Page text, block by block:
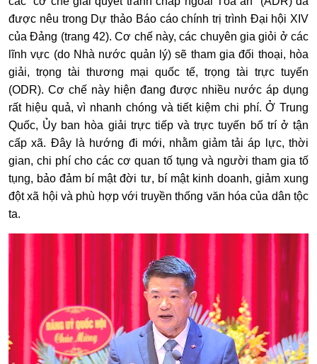
được nêu trong Dự thảo Báo cáo chính trị trình Đại hội XIV
của Đảng (trang 42). Cơ chế này, các chuyên gia giỏi ở các
lĩnh vực (do Nhà nước quản lý) sẽ tham gia đối thoại, hòa
giải, trọng tài thương mại quốc tế, trọng tài trực tuyến
(ODR). Cơ chế này hiện đang được nhiều nước áp dụng
rất hiệu quả, vì nhanh chóng và tiết kiệm chi phí. Ở Trung
Quốc, Ủy ban hòa giải trực tiếp và trực tuyến bố trí ở tận
cấp xã. Đây là hướng đi mới, nhằm giảm tải áp lực, thời
gian, chi phí cho các cơ quan tố tụng và người tham gia tố
tụng, bảo đảm bí mật đời tư, bí mật kinh doanh, giảm xung
đột xã hội và phù hợp với truyền thống văn hóa của dân tộc
ta.